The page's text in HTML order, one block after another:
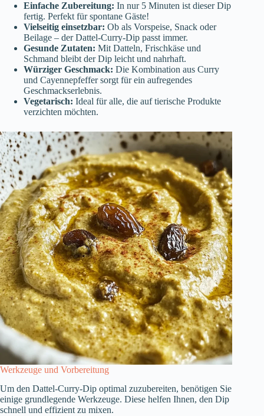
Einfache Zubereitung: In nur 5 Minuten ist dieser Dip
fertig. Perfekt für spontane Gäste!
Vielseitig einsetzbar: Ob als Vorspeise, Snack oder
Beilage – der Dattel-Curry-Dip passt immer.
Gesunde Zutaten: Mit Datteln, Frischkäse und
Schmand bleibt der Dip leicht und nahrhaft.
Würziger Geschmack: Die Kombination aus Curry
und Cayennepfeffer sorgt für ein aufregendes
Geschmackserlebnis.
Vegetarisch: Ideal für alle, die auf tierische Produkte
verzichten möchten.
Werkzeuge und Vorbereitung
Um den Dattel-Curry-Dip optimal zuzubereiten, benötigen Sie
einige grundlegende Werkzeuge. Diese helfen Ihnen, den Dip
schnell und effizient zu mixen.